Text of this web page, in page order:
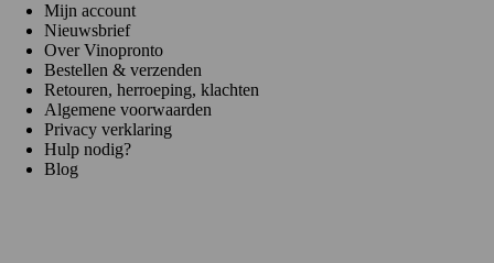
Mijn account
Nieuwsbrief
Over Vinopronto
Bestellen & verzenden
Retouren, herroeping, klachten
Algemene voorwaarden
Privacy verklaring
Hulp nodig?
Blog